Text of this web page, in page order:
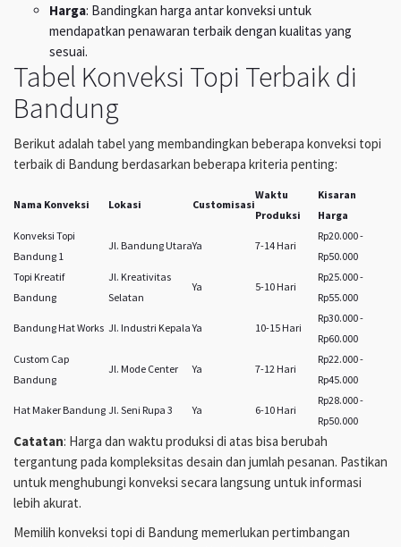
Harga: Bandingkan harga antar konveksi untuk
mendapatkan penawaran terbaik dengan kualitas yang
sesuai.
Tabel Konveksi Topi Terbaik di
Bandung
Berikut adalah tabel yang membandingkan beberapa konveksi topi
terbaik di Bandung berdasarkan beberapa kriteria penting:
Nama Konveksi Lokasi Customisasi
Waktu
Produksi
Kisaran
Harga
Konveksi Topi
Bandung 1
Jl. Bandung UtaraYa 7-14 Hari
Rp20.000 -
Rp50.000
Topi Kreatif
Bandung
Jl. Kreativitas
Selatan
Ya 5-10 Hari
Rp25.000 -
Rp55.000
Bandung Hat Works Jl. Industri Kepala Ya 10-15 Hari
Rp30.000 -
Rp60.000
Custom Cap
Bandung
Jl. Mode Center Ya 7-12 Hari
Rp22.000 -
Rp45.000
Hat Maker Bandung Jl. Seni Rupa 3 Ya 6-10 Hari
Rp28.000 -
Rp50.000
Catatan: Harga dan waktu produksi di atas bisa berubah
tergantung pada kompleksitas desain dan jumlah pesanan. Pastikan
untuk menghubungi konveksi secara langsung untuk informasi
lebih akurat.
Memilih konveksi topi di Bandung memerlukan pertimbangan